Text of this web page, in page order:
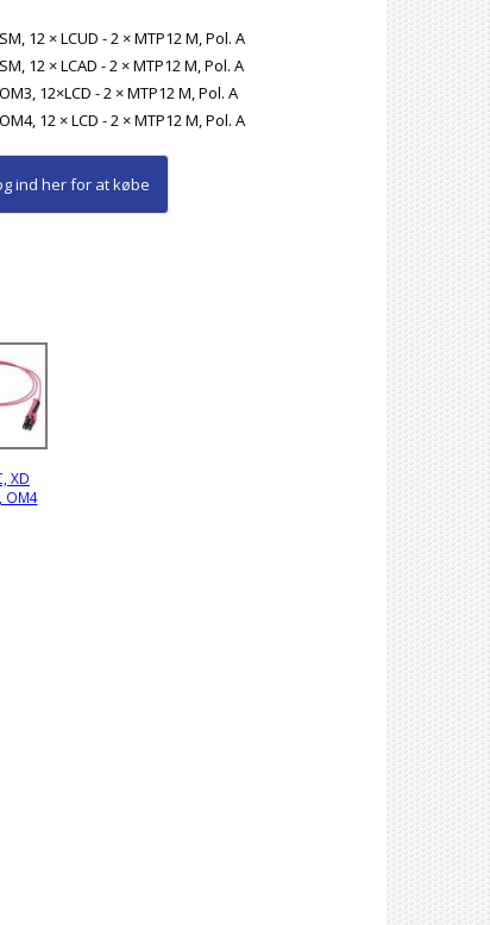
SM, 12 × LCUD - 2 × MTP12 M, Pol. A
SM, 12 × LCAD - 2 × MTP12 M, Pol. A
OM3, 12×LCD - 2 × MTP12 M, Pol. A
OM4, 12 × LCD - 2 × MTP12 M, Pol. A
ind herfor at købe
XD
OM4